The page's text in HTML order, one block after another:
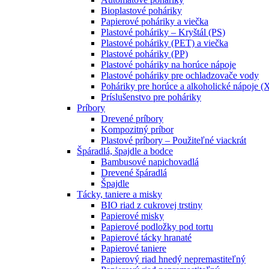
Bioplastové poháriky
Papierové poháriky a viečka
Plastové poháriky – Kryštál (PS)
Plastové poháriky (PET) a viečka
Plastové poháriky (PP)
Plastové poháriky na horúce nápoje
Plastové poháriky pre ochladzovače vody
Poháriky pre horúce a alkoholické nápoje
Príslušenstvo pre poháriky
Príbory
Drevené príbory
Kompozitný príbor
Plastové príbory – Použiteľné viackrát
Špáradlá, špajdle a bodce
Bambusové napichovadlá
Drevené špáradlá
Špajdle
Tácky, taniere a misky
BIO riad z cukrovej trstiny
Papierové misky
Papierové podložky pod tortu
Papierové tácky hranaté
Papierové taniere
Papierový riad hnedý nepremastiteľný